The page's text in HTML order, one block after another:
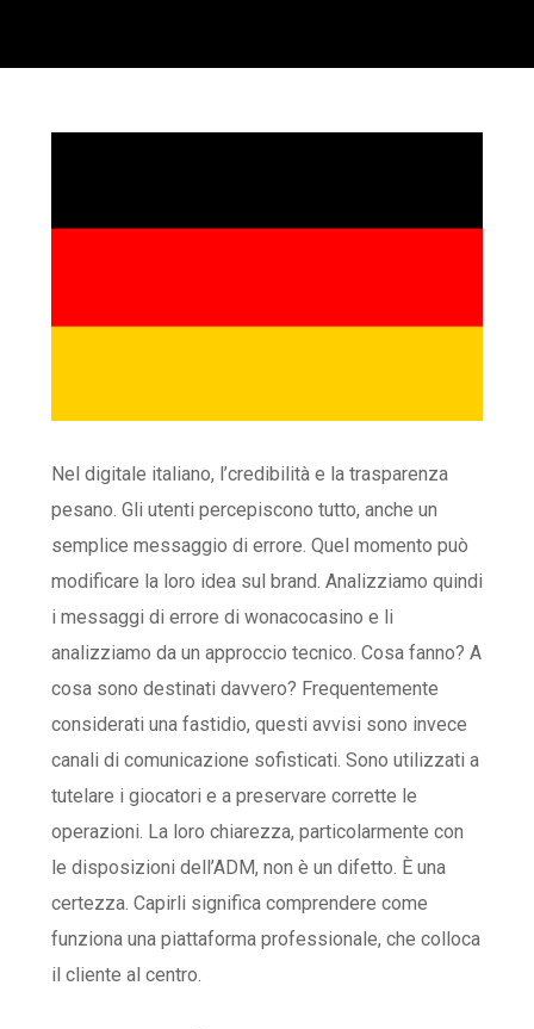
Nel digitale italiano, l’credibilità e la trasparenza
pesano. Gli utenti percepiscono tutto, anche un
semplice messaggio di errore. Quel momento può
modificare la loro idea sul brand. Analizziamo quindi
i messaggi di errore di wonacocasino e li
analizziamo da un approccio tecnico. Cosa fanno? A
cosa sono destinati davvero? Frequentemente
considerati una fastidio, questi avvisi sono invece
canali di comunicazione sofisticati. Sono utilizzati a
tutelare i giocatori e a preservare corrette le
operazioni. La loro chiarezza, particolarmente con
le disposizioni dell’ADM, non è un difetto. È una
certezza. Capirli significa comprendere come
funziona una piattaforma professionale, che colloca
il cliente al centro.